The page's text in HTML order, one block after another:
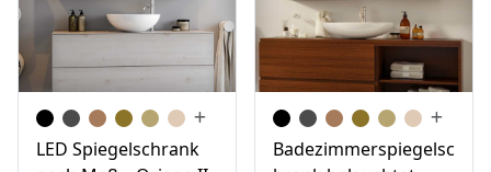
LED Spiegelschrank
Badezimmerspiegelsc